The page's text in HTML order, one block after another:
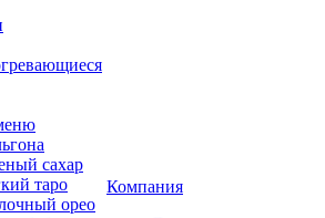
сахар
таро
орео
Компания